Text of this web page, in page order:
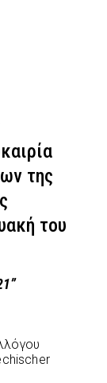
της
του